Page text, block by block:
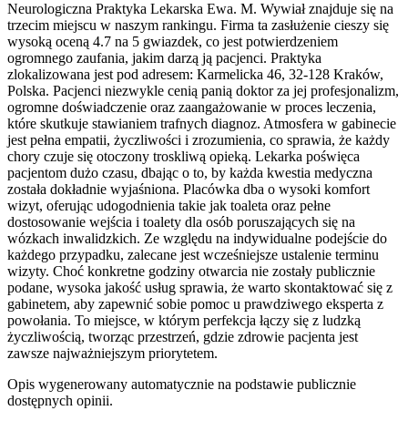
Neurologiczna Praktyka Lekarska Ewa. M. Wywiał znajduje się na
trzecim miejscu w naszym rankingu. Firma ta zasłużenie cieszy się
wysoką oceną 4.7 na 5 gwiazdek, co jest potwierdzeniem
ogromnego zaufania, jakim darzą ją pacjenci. Praktyka
zlokalizowana jest pod adresem: Karmelicka 46, 32-128 Kraków,
Polska. Pacjenci niezwykle cenią panią doktor za jej profesjonalizm,
ogromne doświadczenie oraz zaangażowanie w proces leczenia,
które skutkuje stawianiem trafnych diagnoz. Atmosfera w gabinecie
jest pełna empatii, życzliwości i zrozumienia, co sprawia, że każdy
chory czuje się otoczony troskliwą opieką. Lekarka poświęca
pacjentom dużo czasu, dbając o to, by każda kwestia medyczna
została dokładnie wyjaśniona. Placówka dba o wysoki komfort
wizyt, oferując udogodnienia takie jak toaleta oraz pełne
dostosowanie wejścia i toalety dla osób poruszających się na
wózkach inwalidzkich. Ze względu na indywidualne podejście do
każdego przypadku, zalecane jest wcześniejsze ustalenie terminu
wizyty. Choć konkretne godziny otwarcia nie zostały publicznie
podane, wysoka jakość usług sprawia, że warto skontaktować się z
gabinetem, aby zapewnić sobie pomoc u prawdziwego eksperta z
powołania. To miejsce, w którym perfekcja łączy się z ludzką
życzliwością, tworząc przestrzeń, gdzie zdrowie pacjenta jest
zawsze najważniejszym priorytetem.
Opis wygenerowany automatycznie na podstawie publicznie
dostępnych opinii.